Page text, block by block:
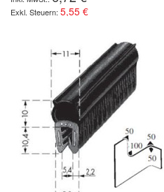
5,55 €